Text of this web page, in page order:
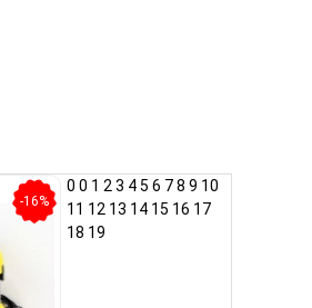
0 0 1 2 3
-16%
45 6 78 9 10
11 12 13 14 15 16 17
18 19